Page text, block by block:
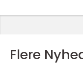
Flere